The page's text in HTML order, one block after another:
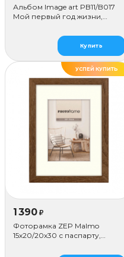
Альбом Image art PB11/B017
Мой первый год жизни,
Купить
УСПЕЙ КУПИТЬ
1 390 ₽
Фоторамка ZEP Malmo
15х20/20х30 с паспарту,